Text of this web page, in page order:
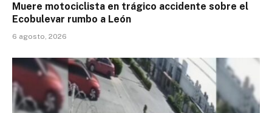
Muere motociclista en trágico accidente sobre el
Ecobulevar rumbo a León
6 agosto, 2026